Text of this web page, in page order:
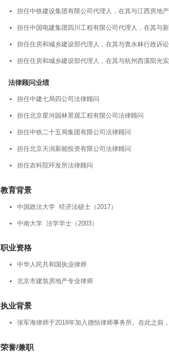
担任中铁建设集团有限公司代理人，在其与江西房地
担任中国电建集团四川工程有限公司代理人，在其与
担任住房和城乡建设部代理人，在其与查永林行政诉
担任住房和城乡建设部代理人，在其与杭州西溪阳光
法律顾问业绩
担任中建七局四公司法律顾问
担任北京星河园林景观工程有限公司法律顾问
担任中铁二十五局集团有限公司法律顾问
担任北京天润新能投资有限公司法律顾问
担任农科院环发所法律顾问
教育背景
中国政法大学 经济法硕士（2017）
中南大学 法学学士（2003）
职业资格
中华人民共和国执业律师
北京市建筑房地产专业律师
执业背景
张军海律师于2018年加入德恒律师事务所。在此之前
荣誉/兼职